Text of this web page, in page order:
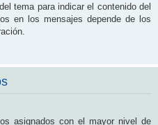
tema para indicar el contenido del
en los mensajes depende de los
asignados con el mayor nivel de